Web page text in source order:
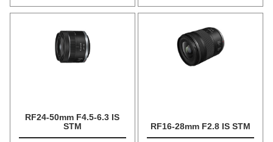
RF24-50mm F4.5-6.3 IS
STM
RF16-28mm F2.8 IS STM